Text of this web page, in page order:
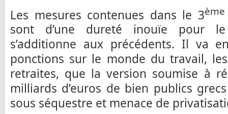
Les mesures contenues dans le 3ème
sont d’une dureté inouïe pour le
s’additionne aux précédents. Il va
ponctions sur le monde du travail,
retraites, que la version soumise à
milliards d’euros de bien publics
sous séquestre et menace de